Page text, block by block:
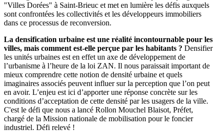
"Villes Dorées" à Saint-Brieuc et met en lumière les défis auxquels
sont confrontées les collectivités et les développeurs immobiliers
dans ce processus de reconversion.
La densification urbaine est une réalité incontournable pour les
villes, mais comment est-elle perçue par les habitants ? Densifier
les unités urbaines est en effet un axe de développement de
l’urbanisme à l’heure de la loi ZAN. Il nous paraissait important de
mieux comprendre cette notion de densité urbaine et quels
imaginaires associés peuvent influer sur la perception que l’on peut
en avoir. L’enjeu est ici d’apporter une réponse concrète sur les
conditions d’acceptation de cette densité par les usagers de la ville.
C'est le défi que nous a lancé Rollon Mouchel Blaisot, Préfet,
chargé de la Mission nationale de mobilisation pour le foncier
industriel. Défi relevé !